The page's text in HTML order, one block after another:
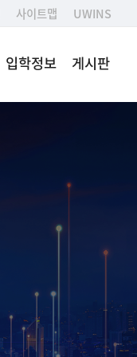
사이트맵 UWINS
입학정보 게시판